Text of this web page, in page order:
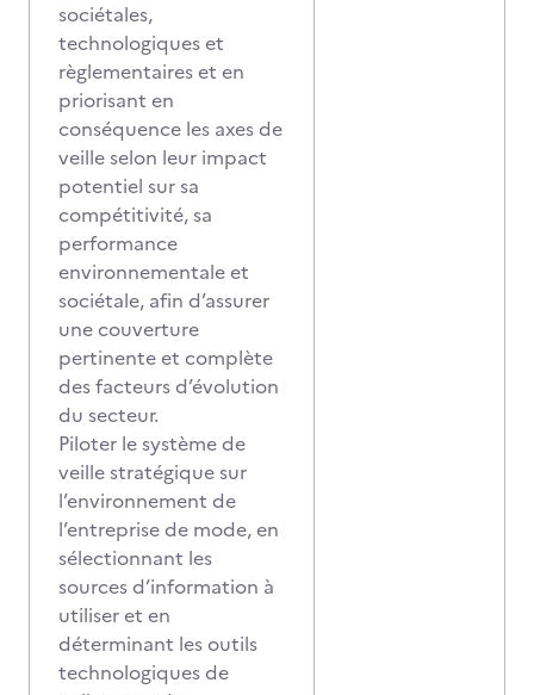
sociétales,
technologiques et
règlementaires et en
priorisant en
conséquence les axes de
veille selon leur impact
potentiel sur sa
compétitivité, sa
performance
environnementale et
sociétale, afin d’assurer
une couverture
pertinente et complète
des facteurs d’évolution
du secteur.
Piloter le système de
veille stratégique sur
l’environnement de
l’entreprise de mode, en
sélectionnant les
sources d’information à
utiliser et en
déterminant les outils
technologiques de